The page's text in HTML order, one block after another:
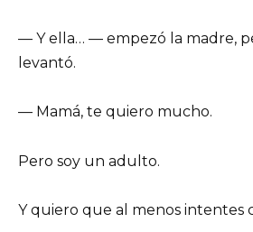
— Y ella… — empezó la madre,
levantó.
— Mamá, te quiero mucho.
Pero soy un adulto.
Y quiero que al menos intentes